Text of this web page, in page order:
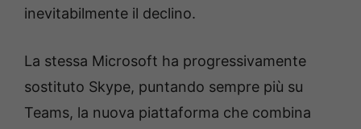
inevitabilmente il declino.
La stessa Microsoft ha progressivamente
sostituto Skype, puntando sempre più su
Teams, la nuova piattaforma che combina